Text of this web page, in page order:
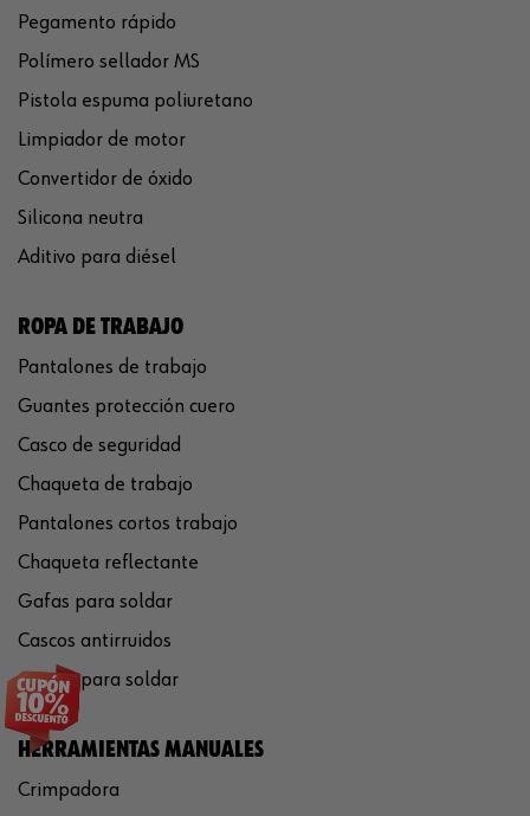
Pegamento rápido
Polímero sellador MS
Pistola espuma poliuretano
Limpiador de motor
Convertidor de óxido
Silicona neutra
Aditivo para diésel
ROPA DE TRABAJO
Pantalones de trabajo
Guantes protección cuero
Casco de seguridad
Chaqueta de trabajo
Pantalones cortos trabajo
Chaqueta reflectante
Gafas para soldar
Cascos antirruidos
Careta para soldar
HERRAMIENTAS MANUALES
Crimpadora